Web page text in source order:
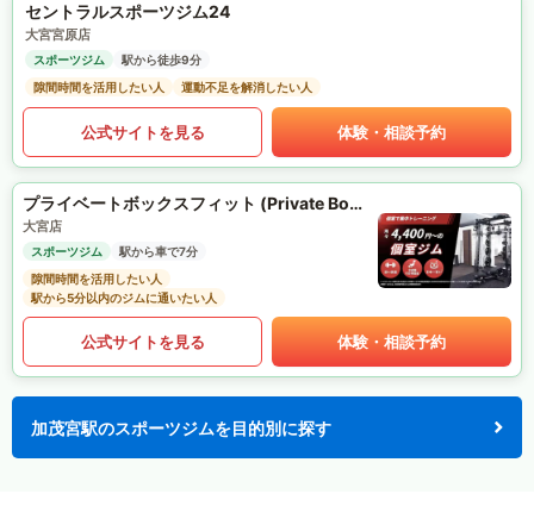
セントラルスポーツジム24
大宮宮原店
スポーツジム
駅から徒歩9分
隙間時間を活用したい人
運動不足を解消したい人
公式サイトを見る 体験・相談予約
プライベートボックスフィット (Private Box Fit)
大宮店
スポーツジム
駅から車で7分
隙間時間を活用したい人
駅から5分以内のジムに通いたい人
公式サイトを見る 体験・相談予約
加茂宮駅のスポーツジムを目的別に探す